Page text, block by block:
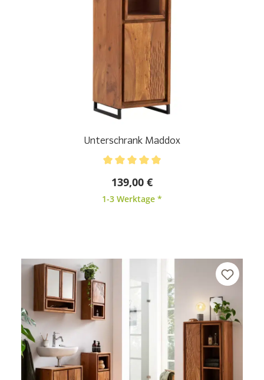
Unterschrank Maddox
139,00 €
1-3 Werktage *